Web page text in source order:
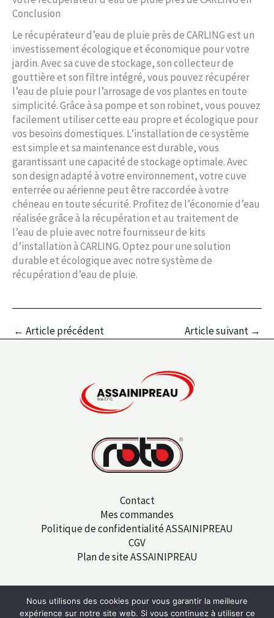
Conclusion
Le récupérateur d’eau de pluie près de CARLING est un
investissement écologique et économique pour votre
jardin. Avec sa cuve de stockage, son collecteur de
gouttière et son filtre intégré, vous pouvez récupérer
l’eau de pluie pour l’arrosage de vos plantes en toute
simplicité. Grâce à sa pompe et son robinet, vous pouvez
facilement utiliser cette eau propre et écologique pour
vos besoins domestiques. L’installation de ce système
est simple et sa maintenance est durable, vous
garantissant une capacité de stockage optimale. Avec
son design adapté à votre environnement, votre cuve
enterrée ou aérienne peut être raccordée à votre
chéneau en toute sécurité. Profitez de l’économie d’eau
réalisée grâce à la récupération et au traitement de
l’eau de pluie avec notre fournisseur de kits
d’installation à CARLING. Optez pour une solution
durable et écologique avec notre système de
récupération d’eau de pluie.
← Article précédent Article suivant →
Contact
Mes commandes
Politique de confidentialité ASSAINIPREAU
CGV
Plan de site ASSAINIPREAU
Copyright © 2026 Assainipreau | Powered bySit-web.fr
Nous utilisons des cookies pour vous garantir la meilleure
expérience sur notre site web. Si vous continuez à utiliser ce